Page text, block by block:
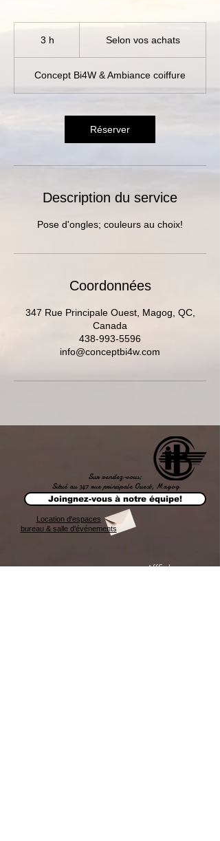
3 h Selon vos achats
Concept Bi4W & Ambiance coiffure
Réserver
Description du service
Pose d'ongles; couleurs au choix!
Coordonnées
347 Rue Principale Ouest, Magog, QC,
Canada
438-993-5596
info@conceptbi4w.com
Sur rendez-vous;
Situé au 347 rue principale Ouest, Magog
Joingnez-vous à notre équipe!
Location d'espaces
bureau & salle d'événements
Afffichez